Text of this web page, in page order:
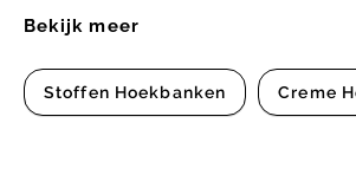
Bekijk meer
Stoffen Hoekbanken Creme